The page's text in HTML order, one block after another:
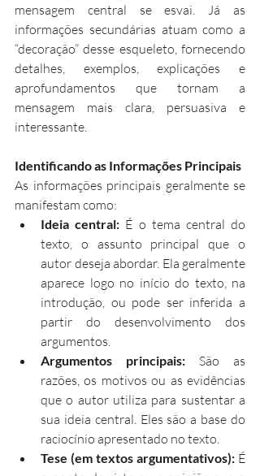
mensagem central se esvai. Já as
informações secundárias atuam como a
“decoração” desse esqueleto, fornecendo
detalhes, exemplos, explicações e
aprofundamentos que tornam a
mensagem mais clara, persuasiva e
interessante.
Identificando as Informações Principais
As informações principais geralmente se
manifestam como:
Ideia central: É o tema central do
texto, o assunto principal que o
autor deseja abordar. Ela geralmente
aparece logo no início do texto, na
introdução, ou pode ser inferida a
partir do desenvolvimento dos
argumentos.
Argumentos principais: São as
razões, os motivos ou as evidências
que o autor utiliza para sustentar a
sua ideia central. Eles são a base do
raciocínio apresentado no texto.
Tese (em textos argumentativos): É